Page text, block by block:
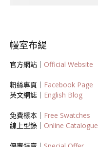
幔室布緹
官方網站｜ Official Website
粉絲專頁｜ Facebook Page
英文網誌｜ English Blog
免費樣本｜ Free Swatches
線上型錄｜ Online Catalogue